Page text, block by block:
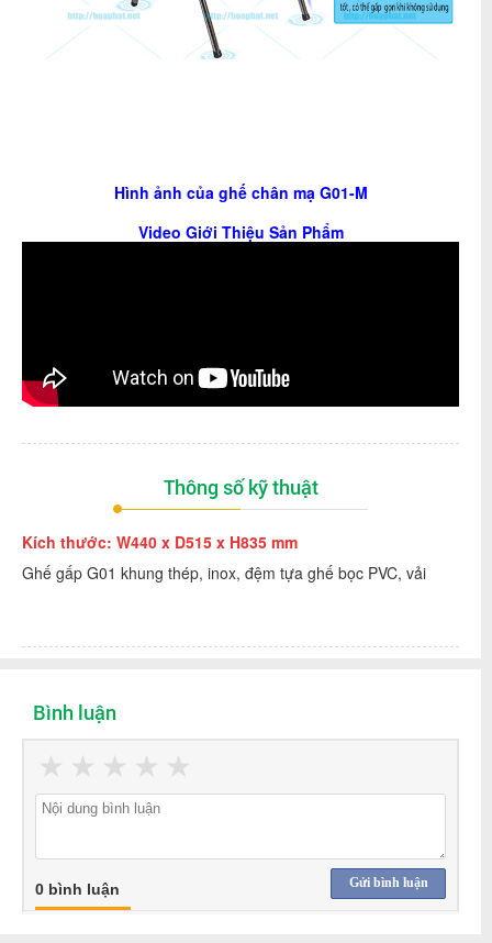
Hình ảnh của ghế chân mạ G01-M
Video Giới Thiệu Sản Phẩm
Thông số kỹ thuật
Kích thước: W440 x D515 x H835 mm
Ghế gấp G01 khung thép, inox, đệm tựa ghế bọc PVC, vải
Bình luận
★
★
★
★
★
Gửi bình luận
0 bình luận